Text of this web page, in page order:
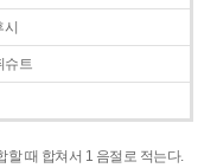
슈트
할 때 합쳐서 1 음절로 적는다.